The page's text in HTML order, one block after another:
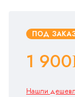
ПОД
1 900
Нашли